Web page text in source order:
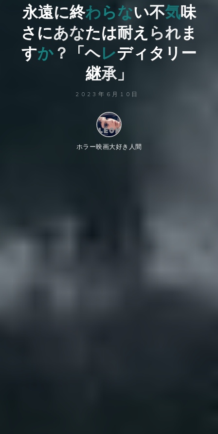
永遠
遠に終
終わらない不気味
さ
さ にあなた
たは耐え られま
すか？ 「ヘレディタ リ ー
継承
承」
2023年6月10日
ホラー映画大好き人間